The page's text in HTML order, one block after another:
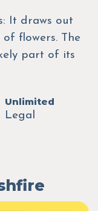
It draws out
flowers. The
part of its
Unlimited
Legal